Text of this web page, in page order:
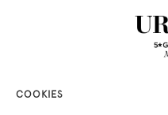
COOKIES